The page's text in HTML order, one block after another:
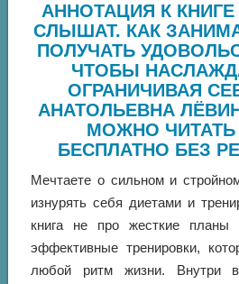
АННОТАЦИЯ К
СЛЫШАТ. КАК
ПОЛУЧАТЬ
ЧТОБЫ
ОГРАНИЧИВАЯ
АНАТОЛЬЕВНА
МОЖНО
БЕСПЛАТНО БЕЗ
Мечтаете о сильном и
изнурять себя диетами и
книга не про жесткие
эффективные тренировки,
любой ритм жизни. Внутри